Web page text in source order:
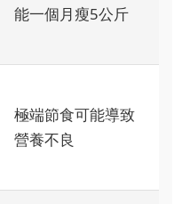
能一個月瘦5公斤
極端節食可能導致
營養不良